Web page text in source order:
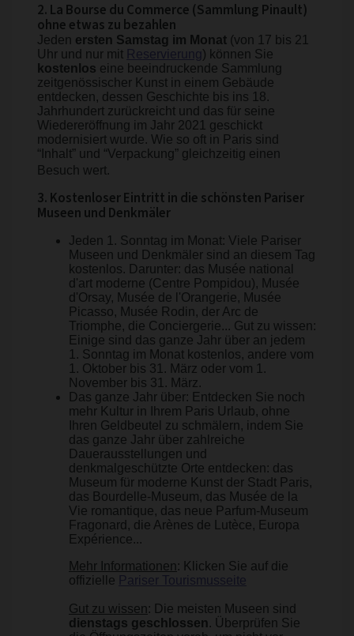
2. La Bourse du Commerce (Sammlung Pinault)
ohne etwas zu bezahlen
Jeden ersten Samstag im Monat (von 17 bis 21
Uhr und nur mit Reservierung ) können Sie
kostenlos eine beeindruckende Sammlung
zeitgenössischer Kunst in einem Gebäude
entdecken, dessen Geschichte bis ins 18.
Jahrhundert zurückreicht und das für seine
Wiedereröffnung im Jahr 2021 geschickt
modernisiert wurde. Wie so oft in Paris sind
“Inhalt” und “Verpackung” gleichzeitig einen
Besuch wert.
3. Kostenloser Eintritt in die schönsten Pariser
Museen und Denkmäler
Jeden 1. Sonntag im Monat: Viele Pariser
Museen und Denkmäler sind an diesem Tag
kostenlos. Darunter: das Musée national
d'art moderne (Centre Pompidou), Musée
d'Orsay, Musée de l'Orangerie, Musée
Picasso, Musée Rodin, der Arc de
Triomphe, die Conciergerie... Gut zu wissen:
Einige sind das ganze Jahr über an jedem
1. Sonntag im Monat kostenlos, andere vom
1. Oktober bis 31. März oder vom 1.
November bis 31. März.
Das ganze Jahr über: Entdecken Sie noch
mehr Kultur in Ihrem Paris Urlaub, ohne
Ihren Geldbeutel zu schmälern, indem Sie
das ganze Jahr über zahlreiche
Dauerausstellungen und
denkmalgeschützte Orte entdecken: das
Museum für moderne Kunst der Stadt Paris,
das Bourdelle-Museum, das Musée de la
Vie romantique, das neue Parfum-Museum
Fragonard, die Arènes de Lutèce, Europa
Expérience...
Mehr Informationen: Klicken Sie auf die
offizielle Pariser Tourismusseite
Gut zu wissen: Die meisten Museen sind
dienstags geschlossen. Überprüfen Sie